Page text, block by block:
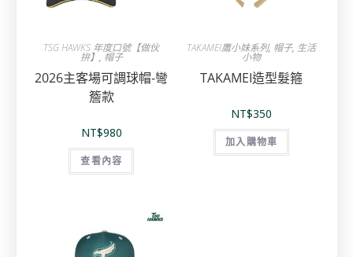
TSG HAWKS 年度口號【做伙
拚】 , 帽子
2026主客場可調球帽-彎
簷款
NT$980
查看內容
TAKAMEI鷹小妹系列, 帽子, 生活
小物
TAKAMEI造型髮箍
NT$350
加入購物車